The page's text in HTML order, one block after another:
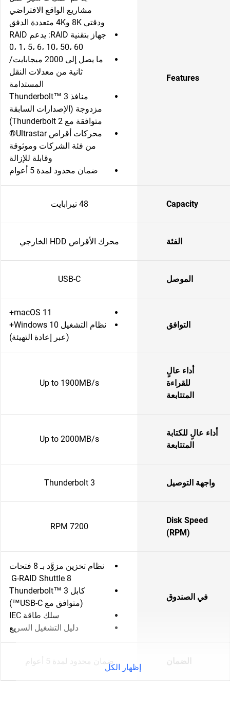
Features
مشاريع الواقع الافتراضي
ودقتي 8K و4K متعددة الدفق
جهاز بتقنية RAID: يدعم RAID
0، 1، 5، 6، 10، 50، 60
ما يصل إلى 2000 ميجابايت/
ثانية من معدلات النقل
المستدامة
منافذ Thunderbolt™ 3
مزدوجة (الإصدارات السابقة
متوافقة مع Thunderbolt 2)
محركات أقراص Ultrastar®
من فئة الشركات وموثوقة
وقابلة للإزالة
ضمان محدود لمدة 5 أعوام
Capacity 48 تيرابايت
الفئة محرك الأقراص HDD الخارجي
الموصل USB-C
التوافق
macOS 11+
نظام التشغيل Windows 10+
(عبر إعادة التهيئة)
أداء عالٍ
للقراءة
المتتابعة
Up to 1900MB/s
أداء عالٍ للكتابة
المتتابعة
Up to 2000MB/s
واجهة التوصيل Thunderbolt 3
Disk Speed
(RPM)
7200 RPM
في الصندوق
نظام تخزين مزوَّد بـ 8 فتحات
G-RAID Shuttle 8
كابل Thunderbolt™ 3
(متوافق مع USB-C™)
سلك طاقة IEC
دليل التشغيل السريع
الضمان ضمان محدود لمدة 5 أعوام
إظهار الكل